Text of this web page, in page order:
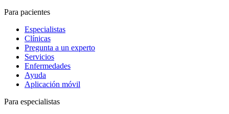
Para pacientes
Especialistas
Clínicas
Pregunta a un experto
Servicios
Enfermedades
Ayuda
Aplicación móvil
Para especialistas